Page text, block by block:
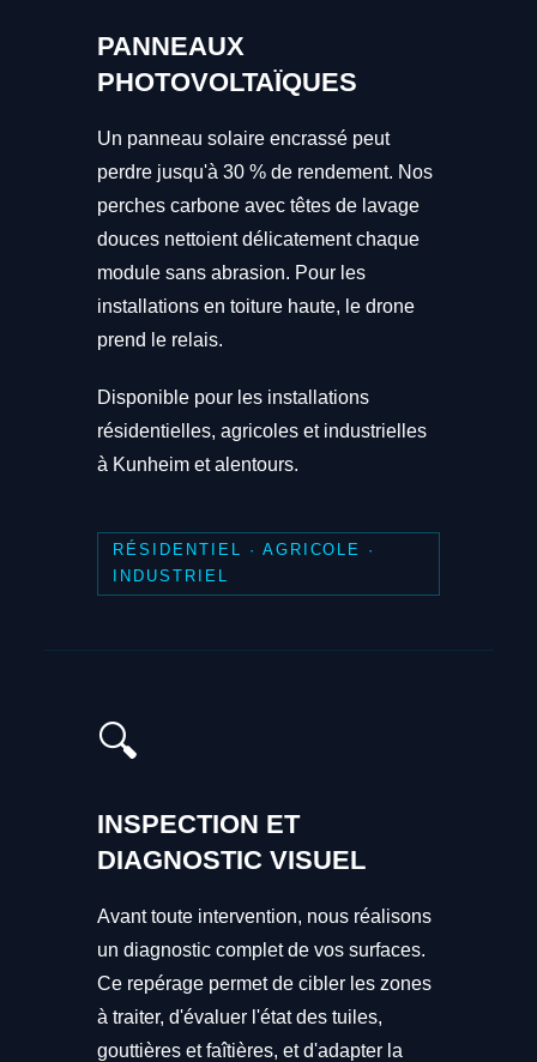
PANNEAUX
PHOTOVOLTAÏQUES
Un panneau solaire encrassé peut
perdre jusqu'à 30 % de rendement. Nos
perches carbone avec têtes de lavage
douces nettoient délicatement chaque
module sans abrasion. Pour les
installations en toiture haute, le drone
prend le relais.
Disponible pour les installations
résidentielles, agricoles et industrielles
à Kunheim et alentours.
RÉSIDENTIEL · AGRICOLE ·
INDUSTRIEL
🔍
INSPECTION ET
DIAGNOSTIC VISUEL
Avant toute intervention, nous réalisons
un diagnostic complet de vos surfaces.
Ce repérage permet de cibler les zones
à traiter, d'évaluer l'état des tuiles,
gouttières et faîtières, et d'adapter la